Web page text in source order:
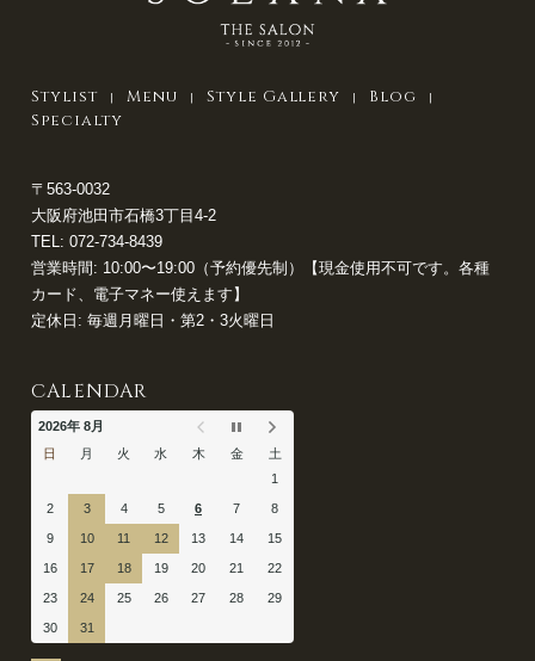
Stylist Menu Style Gallery
Blog
Specialty
〒563-0032
大阪府池田市石橋3丁目4-2
TEL: 072-734-8439
営業時間: 10:00〜19:00（予約優先制）【現金使用不可です。各種
カード、電子マネー使えます】
定休日: 毎週月曜日・第2・3火曜日
CALENDAR
2026年 8月
日
月 火 水 木 金
土
1
2 3 4 5 6 7 8
9 10 11 12 13 14 15
16 17 18 19 20 21 22
23 24 25 26 27 28 29
30 31